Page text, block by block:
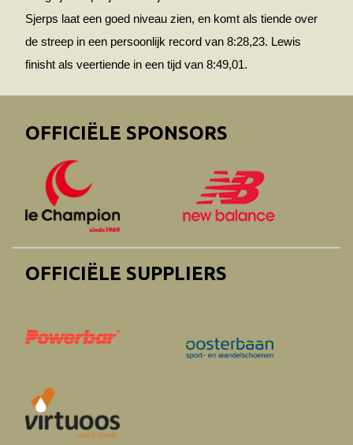
Sjerps laat een goed niveau zien, en komt als tiende over
de streep in een persoonlijk record van 8:28,23. Lewis
finisht als veertiende in een tijd van 8:49,01.
OFFICIËLE SPONSORS
OFFICIËLE SUPPLIERS